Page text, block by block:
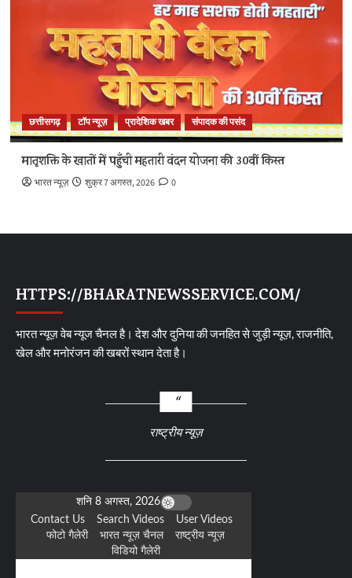
छत्तीसगढ़ टॉप न्यूज़ प्रादेशिक खबर संपादक की पसंद
मातृशक्ति के खातों में पहुँची महतारी वंदन योजना की 30वीं किस्त
भारत न्यूज़ शुक्र 7 अगस्त, 2026 0
HTTPS://BHARATNEWSSERVICE.COM/
भारत न्यूज़ वेब न्यूज चैनल है। देश और दुनिया की जनहित से जुड़ी न्यूज़, राजनीति,
खेल और मनोरंजन की खबरों स्थान देता है।
राष्ट्रीय न्यूज़